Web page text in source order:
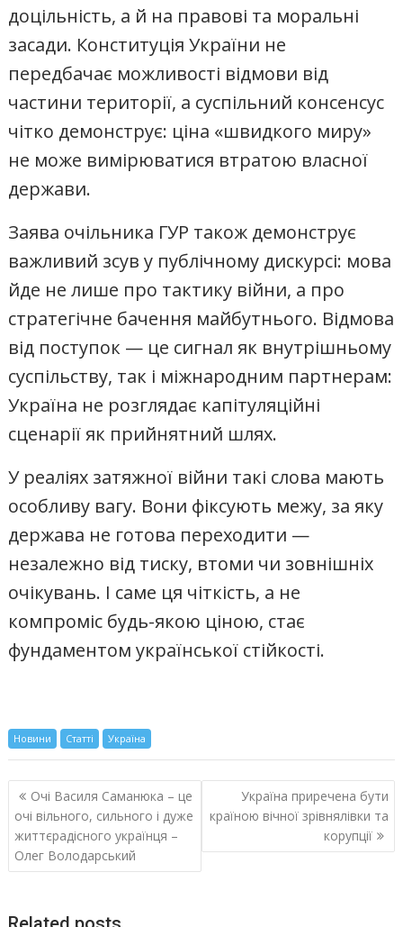
доцільність, а й на правові та моральні
засади. Конституція України не
передбачає можливості відмови від
частини території, а суспільний консенсус
чітко демонструє: ціна «швидкого миру»
не може вимірюватися втратою власної
держави.
Заява очільника ГУР також демонструє
важливий зсув у публічному дискурсі: мова
йде не лише про тактику війни, а про
стратегічне бачення майбутнього. Відмова
від поступок — це сигнал як внутрішньому
суспільству, так і міжнародним партнерам:
Україна не розглядає капітуляційні
сценарії як прийнятний шлях.
У реаліях затяжної війни такі слова мають
особливу вагу. Вони фіксують межу, за яку
держава не готова переходити —
незалежно від тиску, втоми чи зовнішніх
очікувань. І саме ця чіткість, а не
компроміс будь-якою ціною, стає
фундаментом української стійкості.
Новини Статті Україна
Навигация
по
записям
Очі Василя Саманюка – це
очі вільного, сильного і дуже
життєрадісного українця –
Олег Володарський
Україна приречена бути
країною вічної зрівнялівки та
корупції